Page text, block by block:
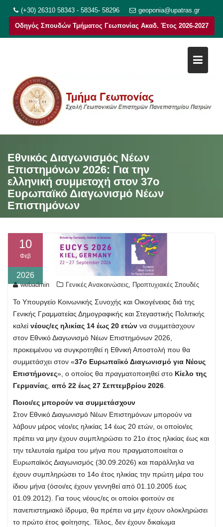
στο
περιεχόμενο
(+30) 26310 58343 - 58345- 58296 geoponia@upatras.gr
Οδηγός Σπουδών Τμήματος Γεωπονίας Ακαδ. Έτος 2026-2027
Εθνικός Διαγωνισμός Νέων
Επιστημόνων 2026: Για την
ελληνική συμμετοχή στον 37ο
Ευρωπαϊκό Διαγωνισμό Νέων
Επιστημόνων
10
Φεβ
2026
webadmin Γενικές Ανακοινώσεις Προπτυχιακές Σπουδές
Το Υπουργείο Κοινωνικής Συνοχής και Οικογένειας διά της
Γενικής Γραμματείας Δημογραφικής και Στεγαστικής Πολιτικής
καλεί νέους/ες ηλικίας 14 έως 20 ετών να συμμετάσχουν
στον Εθνικό Διαγωνισμό Νέων Επιστημόνων 2026,
προκειμένου να συγκροτηθεί η Εθνική Αποστολή που θα
συμμετάσχει στον «37ο Ευρωπαϊκό Διαγωνισμό για Νέους
Επιστήμονες», ο οποίος θα πραγματοποιηθεί στο Κίελο της
Γερμανίας από 22 έως 27 Σεπτεμβρίου 2026
Ποιοι/ες μπορούν να συμμετάσχουν
Στον Εθνικό Διαγωνισμό Νέων Επιστημόνων μπορούν να
λάβουν μέρος νέοι/ες ηλικίας 14 έως 20 ετών, οι οποίοι/ες
πρέπει να μην έχουν συμπληρώσει το 21ο έτος ηλικίας έως και
την τελευταία ημέρα του μήνα που πραγματοποιείται ο
Ευρωπαϊκός Διαγωνισμός (30.09.2026) και παράλληλα να
έχουν συμπληρώσει το 14ο έτος ηλικίας την πρώτη μέρα του
ίδιου μήνα (όσοι/ες έχουν γεννηθεί από 01.10.2005 έως
01.09.2012). Για τους νέους/ες οι οποίοι φοιτούν σε
πανεπιστημιακό ίδρυμα, θα πρέπει να μην έχουν ολοκληρώσει
το πρώτο έτος φοίτησης. Τέλος, δεν έχουν δικαίωμα